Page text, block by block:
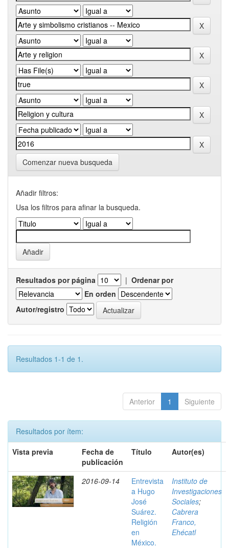
Comenzar nueva busqueda
Añadir filtros:
Usa los filtros para afinar la busqueda.
Resultados por página | Ordenar por
En orden
Autor/registro
Resultados 1-1 de 1.
Anterior 1 Siguiente
Resultados por ítem:
Vista previa
Fecha de
publicación
Título Autor(es)
2016-09-14
Entrevista
a Hugo
José
Suárez.
Religión
en
México.
Instituto de
Investigaciones
Sociales;
Cabrera
Franco,
Ehécatl